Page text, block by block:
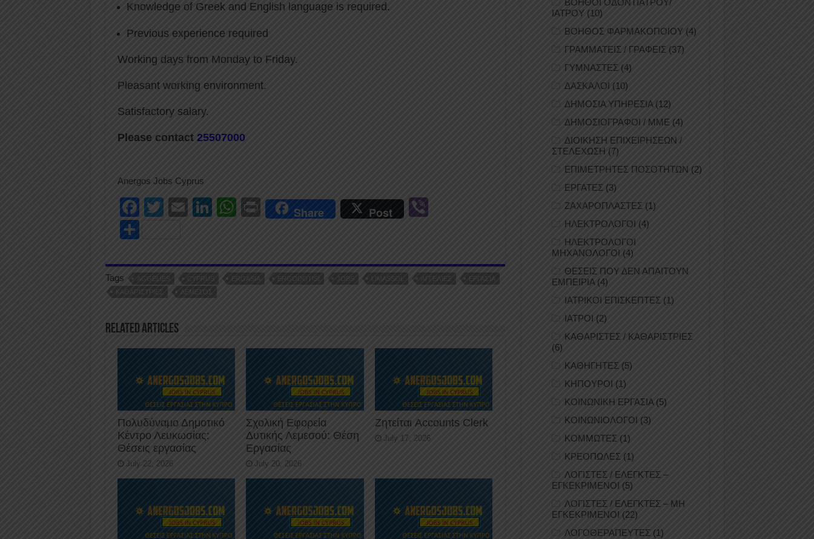
Knowledge of Greek and English language is required.
Previous experience required
Working days from Monday to Friday.
Pleasant working environment.
Satisfactory salary.
Please contact 25507000
Anergos Jobs Cyprus
F
a
e
b
o
o
k
T
er
E
Li
e
dI
n
W
s
A
Pr
Share Post
ar
e
Tags AGGELIES CYPRUS ERGASIA ERGODOTISI JOBS LIMASSOL ΑΓΓΕΛΊΕΣ
ΕΡΓΑΣΊΑ
ΚΑΘΑΡΊΣΤΡΙΕΣ
ΛΕΜΕΣΌΣ
Related Articles
Πολυδύναμο Δημοτικό
Κέντρο Λευκωσίας:
Θέσεις εργασίας
July 22, 2026
Σχολική Εφορεία
Δυτικής Λεμεσού: Θέση
Εργασίας
July 20, 2026
Ζητείται Accounts Clerk
July 17, 2026
ΒΟΗΘΟΙ ΟΔΟΝΤΙΑΤΡΟΥ/
ΙΑΤΡΟΥ(10)
ΒΟΗΘΟΣ ΦΑΡΜΑΚΟΠΟΙΟΥ (4)
ΓΡΑΜΜΑΤΕΙΣ / ΓΡΑΦΕΙΣ (37)
ΓΥΜΝΑΣΤΕΣ (4)
ΔΑΣΚΑΛΟΙ (10)
ΔΗΜΟΣΙΑ ΥΠΗΡΕΣΙΑ (12)
ΔΗΜΟΣΙΟΓΡΑΦΟΙ / ΜΜΕ (4)
ΔΙΟΙΚΗΣΗ ΕΠΙΧΕΙΡΗΣΕΩΝ /
ΣΤΕΛΕΧΩΣΗ (7)
ΕΠΙΜΕΤΡΗΤΕΣ ΠΟΣΟΤΗΤΩΝ (2)
ΕΡΓΑΤΕΣ (3)
ΖΑΧΑΡΟΠΛΑΣΤΕΣ (1)
ΗΛΕΚΤΡΟΛΟΓΟΙ (4)
ΗΛΕΚΤΡΟΛΟΓΟΙ
ΜΗΧΑΝΟΛΟΓΟΙ (4)
ΘΕΣΕΙΣ ΠΟΥ ΔΕΝ ΑΠΑΙΤΟΥΝ
ΕΜΠΕΙΡΙΑ(4)
ΙΑΤΡΙΚΟΙ ΕΠΙΣΚΕΠΤΕΣ (1)
ΙΑΤΡΟΙ (2)
ΚΑΘΑΡΙΣΤΕΣ / ΚΑΘΑΡΙΣΤΡΙΕΣ
(6)
ΚΑΘΗΓΗΤΕΣ (5)
ΚΗΠΟΥΡΟΙ (1)
ΚΟΙΝΩΝΙΚΗ ΕΡΓΑΣΙΑ(5)
ΚΟΙΝΩΝΙΟΛΟΓΟΙ (3)
ΚΟΜΜΩΤΕΣ (1)
ΚΡΕΟΠΩΛΕΣ (1)
ΛΟΓΙΣΤΕΣ / ΕΛΕΓΚΤΕΣ –
ΕΓΚΕΚΡΙΜΕΝΟΙ (5)
ΛΟΓΙΣΤΕΣ / ΕΛΕΓΚΤΕΣ – ΜΗ
ΕΓΚΕΚΡΙΜΕΝΟΙ (22)
ΛΟΓΟΘΕΡΑΠΕΥΤΕΣ (1)